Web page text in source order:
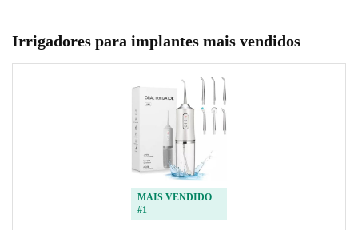
Irrigadores para implantes mais vendidos
MAIS VENDIDO
#1